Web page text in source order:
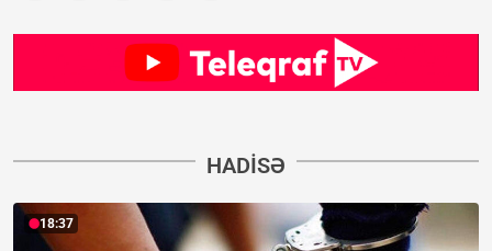
HADISƏ
18:37